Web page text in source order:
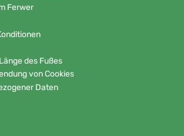
Ferwer
des Fußes
von Cookies
Daten